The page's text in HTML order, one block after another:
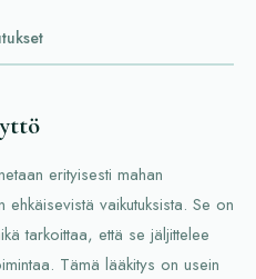
erityisesti mahan
vaikutuksista. Se on
tarkoittaa, että se jäljittelee
Tämä lääkitys on usein